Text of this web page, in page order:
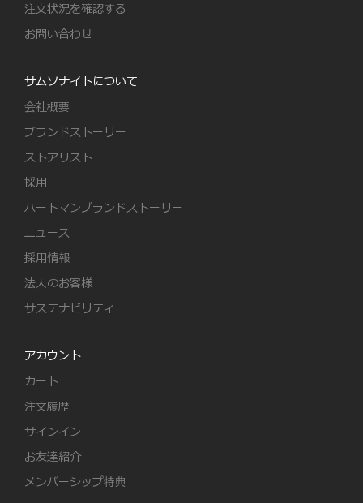
注文状況を確認する
お問い合わせ
サムソナイトについて
会社概要
ブランドストーリー
ストアリスト
採用
ハートマンブランドストーリー
ニュース
採用情報
法人のお客様
サステナビリティ
アカウント
カート
注文履歴
サインイン
お友達紹介
メンバーシップ特典